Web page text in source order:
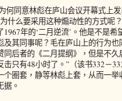
同意林彪在庐山会议开幕式上发
什么要采用这种煽动性的方式呢
年的‘二月逆流’。他是不是
及其同事呢？毛在庐山上的行为
后者的《二月提纲》，但是不久
击只有48小时了。”（该书332－
个圈套，静等林彪上套，从而一
据。